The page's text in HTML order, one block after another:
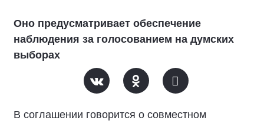
Оно предусматривает обеспечение
наблюдения за голосованием на думских
выборах
В соглашении говорится о совместном